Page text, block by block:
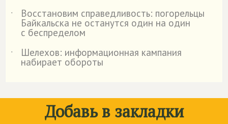
˙
Восстановим справедливость: погорельцы
Байкальска не останутся один на один
с беспределом
˙
Шелехов: информационная кампания
набирает обороты
Добавь в закладки